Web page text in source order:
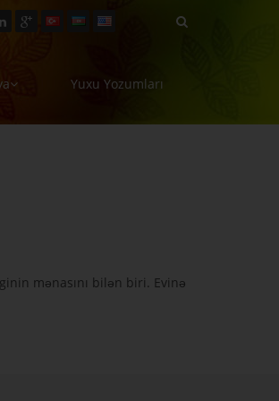
Yuxu Yozumları
mənasını bilən biri. Evinə